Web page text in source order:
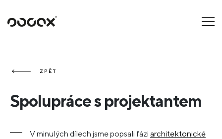
U
ČTI JAKO
ZPĚT
Spolupráce s projektantem
V minulých dílech jsme popsali fázi architektonické